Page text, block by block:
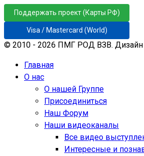
Поддержать проект (Карты РФ)
Visa / Mastercard (World)
© 2010 - 2026 ПМГ РОД ВЗВ. Дизайн
Главная
О нас
О нашей Группе
Присоединиться
Наш Форум
Наши видеоканалы
Все видео
Интересные и